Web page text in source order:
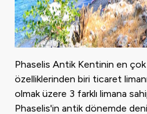
Phaselis Antik Kentinin en
özelliklerinden biri ticaret
olmak üzere 3 farklı limana
Phaselis'in antik dönemde